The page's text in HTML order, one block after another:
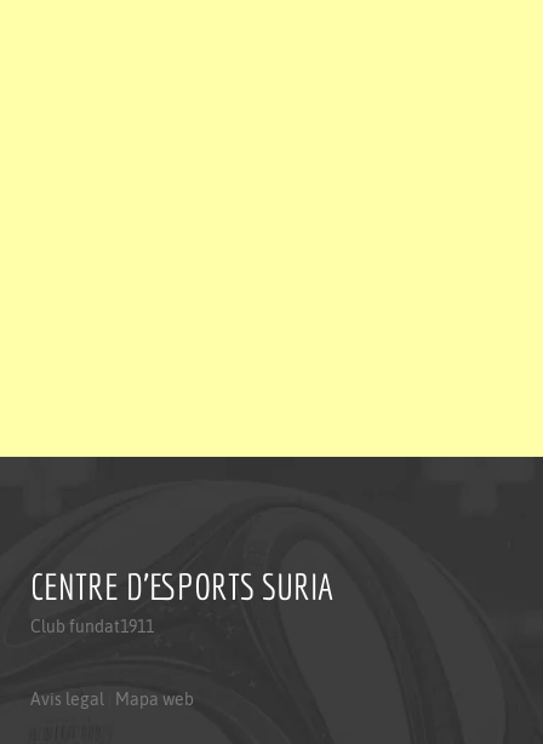
CENTRE D'ESPORTS SURIA
Club fundat1911
Avis legal Mapa web